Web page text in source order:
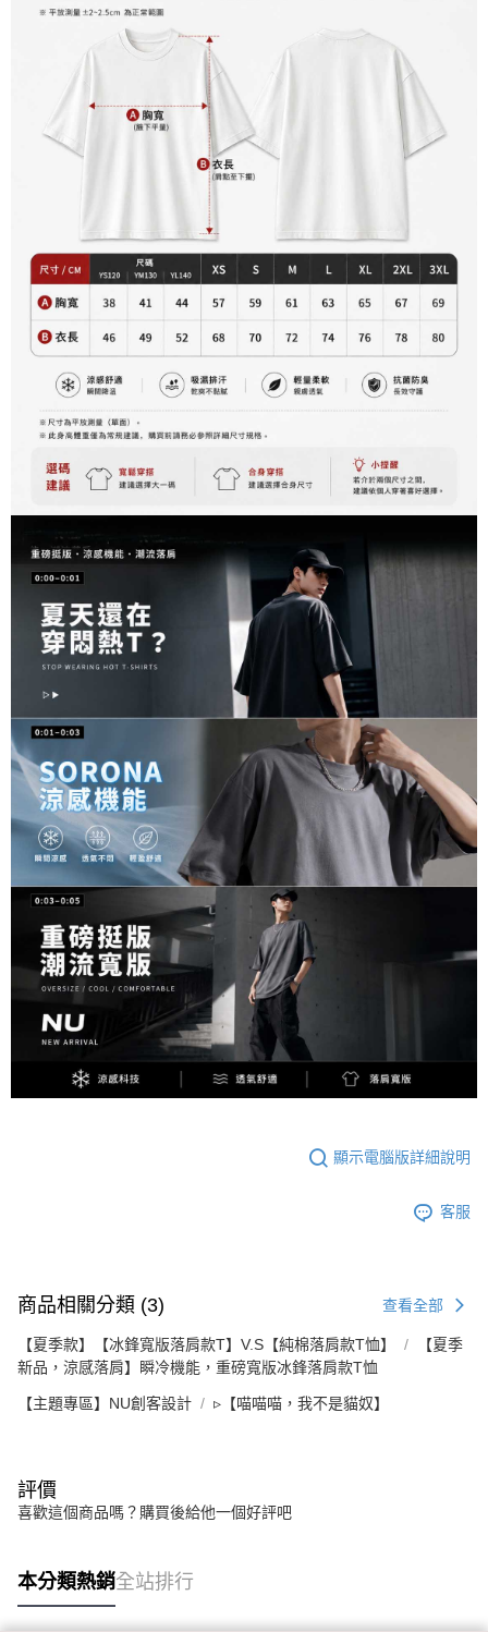
2.透過簡訊連結打開帳單後，可選擇「超商條碼／台灣大直營門市／銀行轉
帳／街口支付／iPASS MONEY」等通路繳費。
【注意事項】
1.本服務係由「台灣大哥大股份有限公司」（以下簡稱本公司）所提供，讓
用戶於交易時，得透過本服務購買商品或服務，並由商店將買賣／分期付款
買賣價金債權讓與本公司後，依約使用本公司帳單繳交帳款。
2.基於同意付款使用「大哥付你分期」之契約關係目的，商店將以您的個人
資料（包含姓名、電話或地址）提供予台灣大哥大進項蒐集、處理及利用，
由本公司與您本人進行分期帳單所需資料之確認、核對及更正。
3.完整用戶服務條款，請詳閱以下連結：
１．於結帳方式選擇「AFTEE先享後付」後，將跳轉至「AFTEE先享後付」
結帳頁面，進行簡訊認證並確認金額後，即可完成結帳。
２．訂單成立數日內，您將收到繳費通知簡訊。
３．收到繳費通知簡訊後14天內，點擊此簡訊中的連結，可透過四大超商／
ATM／網路銀行／等多元方式進行付款，方視為交易完成。
※ 請注意：結帳手續完成當下不需立刻繳費，但若您需要取消訂單，請聯絡
購買商品的店家。未經商家同意取消之訂單仍視為有效，需透過AFTEE先享
後付繳納相關費用。
※ 交易是否成功請以「AFTEE先享後付 」之結帳頁面顯示為準，若有關於
是否繳費成功／繳費後需取消欲退款等相關疑問，請聯繫「AFTEE先享後付
https://netprotections.freshdesk.com/support/home
【注意事項】
１．透過由恩沛科技股份有限公司提供之「AFTEE先享後付」服務完成之交
易，需依本服務之必要範圍內提供個人資料，並將交易相關給付款項請求債
權轉讓予恩沛科技股份有限公司。
https://aftee.tw/terms/#terms3
３．未成年的使用者請事先徵得法定代理人或監護人之同意方可使用
「AFTEE先享後付」，若未經同意申辦者引起之損失，本公司不負相關責
４．使用「AFTEE先享後付」時，將依據個別帳號之用戶狀況，依本公司即
時審查核予不同之上限額度；若仍有額度不足之情形，本公司將視審查結果
請求用戶進行身份認證。
５．嚴禁一人註冊多個帳號或使用他人資訊註冊。若發現惡意使用之情形，
恩沛科技股份有限公司將有權停止該用戶之使用額度並採取法律行動。
每筆NT$60，滿NT$899(含以上)免運費
7-11付款取貨
每筆NT$65，滿NT$899(含以上)免運費
每筆NT$60，滿NT$899(含以上)免運費
每筆NT$65，滿NT$899(含以上)免運費
顯示電腦版詳細說明
客服
商品相關分類 (3) 查看全部
【夏季款】【冰鋒寬版落肩款T】V.S【純棉落肩款T恤】
【夏季
新品，涼感落肩】瞬冷機能，重磅寬版冰鋒落肩款T恤
【主題專區】NU創客設計 ▹【喵喵喵，我不是貓奴】
評價
喜歡這個商品嗎？購買後給他一個好評吧
本分類熱銷全站排行